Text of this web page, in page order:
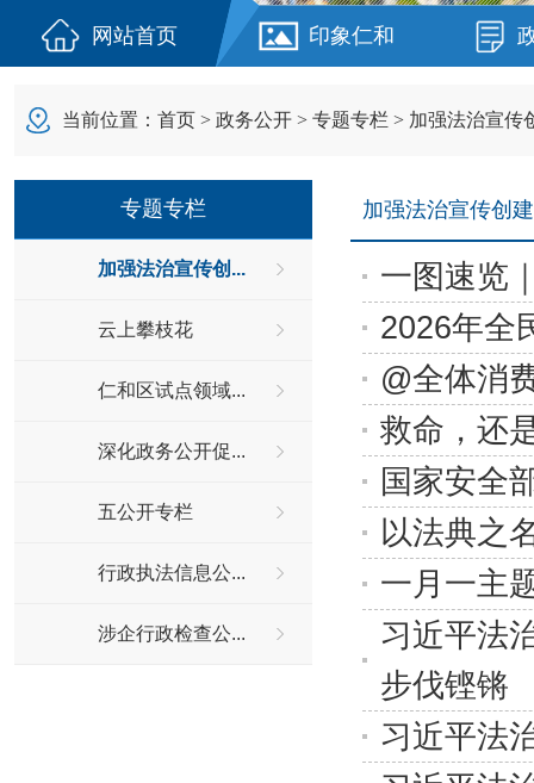
网站首页 印象仁和
当前位置： 首页 > 政务公开 > 专题专栏 > 加强法治宣传
专题专栏
加强法治宣传创...
云上攀枝花
仁和区试点领域...
深化政务公开促...
五公开专栏
行政执法信息公...
涉企行政检查公...
加强法治宣传创
一图速览
2026年全
@全体消
救命，还
国家安全
以法典之
一月一主
习近平法
步伐铿锵
习近平法